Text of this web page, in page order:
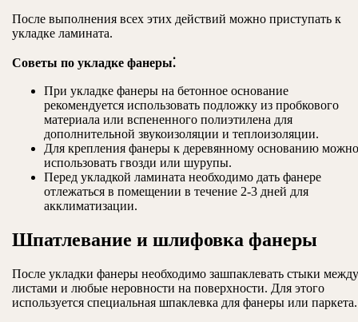
После выполнения всех этих действий можно приступать к
укладке ламината.
Советы по укладке фанеры⁚
При укладке фанеры на бетонное основание
рекомендуется использовать подложку из пробкового
материала или вспененного полиэтилена для
дополнительной звукоизоляции и теплоизоляции.
Для крепления фанеры к деревянному основанию можно
использовать гвозди или шурупы.
Перед укладкой ламината необходимо дать фанере
отлежаться в помещении в течение 2-3 дней для
акклиматизации.
Шпатлевание и шлифовка фанеры
После укладки фанеры необходимо зашпаклевать стыки между
листами и любые неровности на поверхности. Для этого
используется специальная шпаклевка для фанеры или паркета.